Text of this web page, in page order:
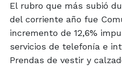
El rubro que más subió
del corriente año fue
incremento de 12,6%
servicios de telefonía e
Prendas de vestir y